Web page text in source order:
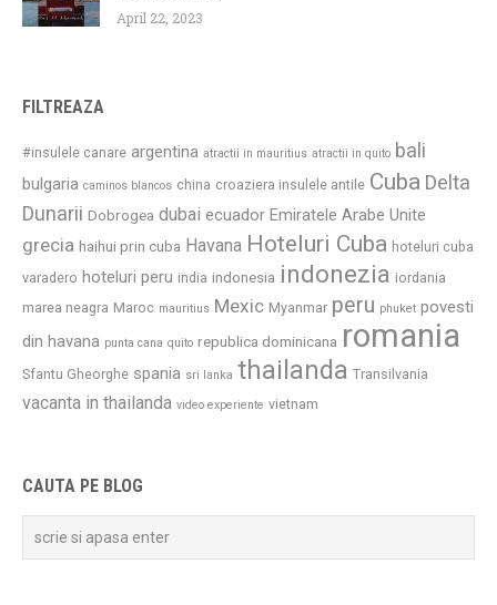
April 22, 2023
FILTREAZA
#insulele canare argentina atractii in mauritius atractii in quito bali
bulgaria caminos blancos china croaziera insulele antile Cuba Delta
Dunarii Dobrogea dubai ecuador Emiratele Arabe Unite
grecia haihui prin cuba Havana Hoteluri Cuba hoteluri cuba
varadero hoteluri peru india indonesia indonezia iordania
marea neagra Maroc mauritius Mexic Myanmar peru phuket povesti
din havana punta cana quito republica dominicana romania
Sfantu Gheorghe spania sri lanka thailanda Transilvania
vacanta in thailanda video experiente vietnam
CAUTA PE BLOG